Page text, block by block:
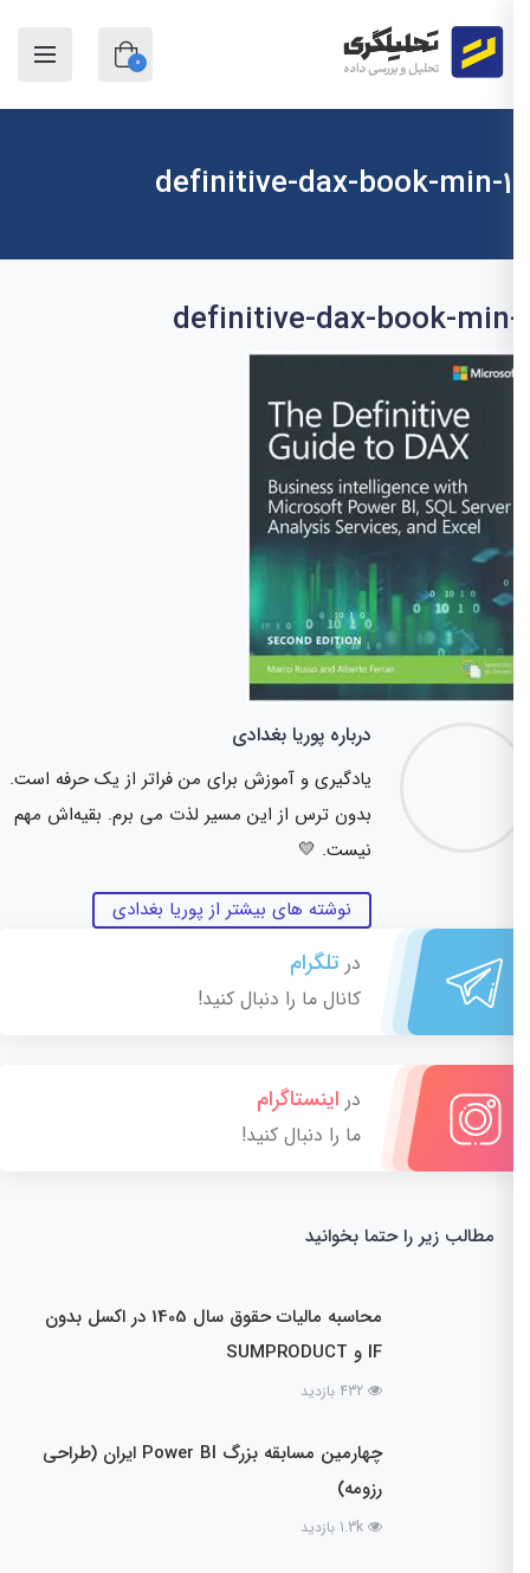
درباره پوریا بغدادی
یادگیری و آموزش برای من فراتر از یک حرفه است.
بدون ترس از این مسیر لذت می برم. بقیه‌اش مهم
نیست. 💛
نوشته های بیشتر از پوریا بغدادی
درتلگرام
کانال ما را دنبال کنید!
دراینستاگرام
ما را دنبال کنید!
مطالب زیر را حتما بخوانید
محاسبه مالیات حقوق سال 1405 در اکسل بدون
432 بازدید
چهارمین مسابقه بزرگ Power BI ایران (طراحی
رزومه)
1.3k بازدید